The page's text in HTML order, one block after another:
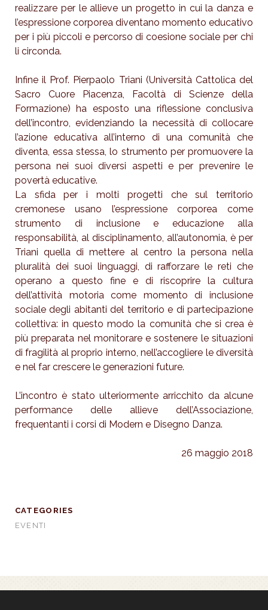
realizzare per le allieve un progetto in cui la danza e
l’espressione corporea diventano momento educativo
per i più piccoli e percorso di coesione sociale per chi
li circonda.
Infine il Prof. Pierpaolo Triani (Università Cattolica del
Sacro Cuore Piacenza, Facoltà di Scienze della
Formazione) ha esposto una riflessione conclusiva
dell’incontro, evidenziando la necessità di collocare
l’azione educativa all’interno di una comunità che
diventa, essa stessa, lo strumento per promuovere la
persona nei suoi diversi aspetti e per prevenire le
povertà educative.
La sfida per i molti progetti che sul territorio
cremonese usano l’espressione corporea come
strumento di inclusione e educazione alla
responsabilità, al disciplinamento, all’autonomia, è per
Triani quella di mettere al centro la persona nella
pluralità dei suoi linguaggi, di rafforzare le reti che
operano a questo fine e di riscoprire la cultura
dell’attività motoria come momento di inclusione
sociale degli abitanti del territorio e di partecipazione
collettiva: in questo modo la comunità che si crea è
più preparata nel monitorare e sostenere le situazioni
di fragilità al proprio interno, nell’accogliere le diversità
e nel far crescere le generazioni future.
L’incontro è stato ulteriormente arricchito da alcune
performance delle allieve dell’Associazione,
frequentanti i corsi di Modern e Disegno Danza.
26 maggio 2018
CATEGORIES
EVENTI